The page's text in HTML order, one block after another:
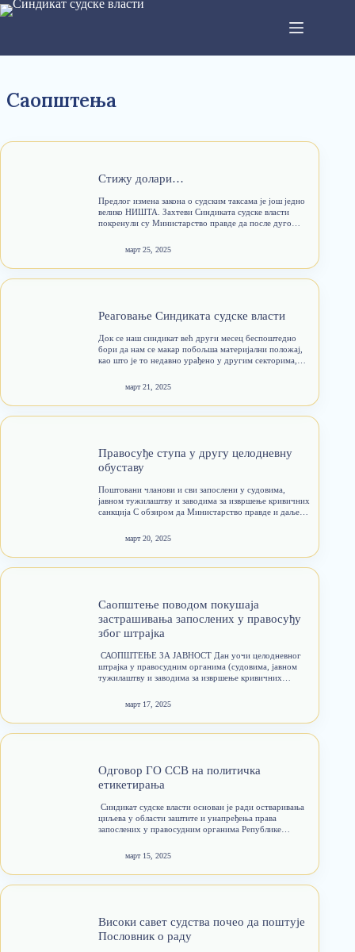
Саопштења
Стижу долари…
Предлог измена закона о судским таксама је још једно
велико НИШТА. Захтеви Синдиката судске власти
покренули су Министарство правде да после дуго
побољшању материјалног положај запослених у
правосуђу, али данашња саопштења…
март 25, 2025
Реаговање Синдиката судске власти
Док се наш синдикат већ други месец беспоштедно
бори да нам се макар побољша материјални положај,
као што је то недавно урађено у другим секторима,
пасивност, па су се сад пробудили. Одједном
преговарају,…
март 21, 2025
Правосуђе ступа у другу целодневну
обуставу
Поштовани чланови и сви запослени у судовима,
јавном тужилаштву и заводима за извршење кривичних
санкција С обзиром да Министарство правде и даље
статуса запослених и функционера у правосуђу
(повећање основица, исплату топлог оброка и…
март 20, 2025
Саопштење поводом покушаја
застрашивањa запослених у правосуђу
због штрајка
​ САОПШТЕЊЕ ЗА ЈАВНОСТ Дан уочи целодневног
штрајка у правосудним органима (судовима, јавном
тужилаштву и заводима за извршење кривичних
2025. године, по одлуци републичког Главног одбора
Синдиката судске власти, уследили су…
март 17, 2025
Одговор ГО ССВ на политичка
етикетирања
​ Синдикат судске власти основан је ради остваривања
циљева у области заштите и унапређења права
запослених у правосудним органима Републике
иницијалне активности на писању статута и других
оснивачких аката предузимане…
март 15, 2025
Високи савет судства почео да поштује
Пословник о раду